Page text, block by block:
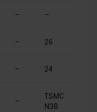
– –
– 26
– 24
–
TSMC
N3B